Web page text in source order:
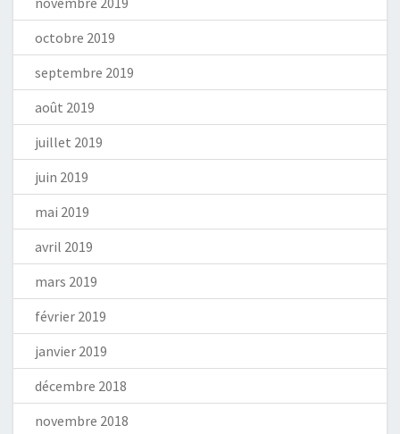
octobre 2019
septembre 2019
août 2019
juillet 2019
juin 2019
mai 2019
avril 2019
mars 2019
février 2019
janvier 2019
décembre 2018
novembre 2018